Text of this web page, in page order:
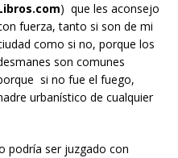
) que les aconsejo
fuerza, tanto si son de mi
como si no, porque los
son comunes
si no fue el fuego,
urbanístico de cualquier
podría ser juzgado con